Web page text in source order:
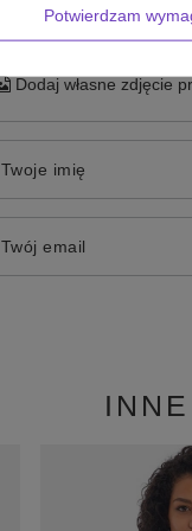
Dodaj własne zdjęcie
Twoje imię
Twój email
Potwierdzam